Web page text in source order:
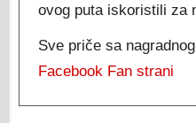
ovog puta iskoristili za
Sve priče sa
Facebook Fan strani